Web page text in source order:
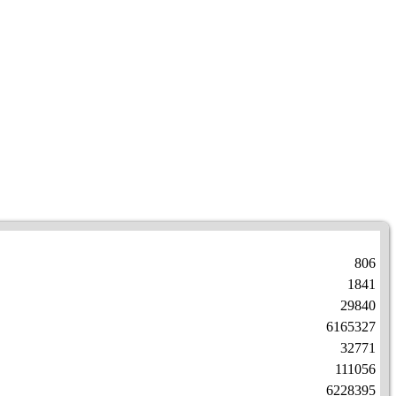
806
1841
29840
6165327
32771
111056
6228395